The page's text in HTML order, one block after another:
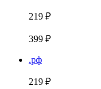
219 ₽
399 ₽
.рф
219 ₽